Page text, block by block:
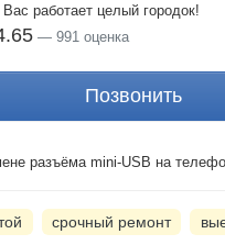
работает целый городок!
991 оценка
Позвонить
разъёма mini-USB на
срочный ремонт